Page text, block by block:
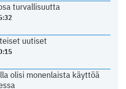
turvallisuutta
uutiset
olisi monenlaista käyttöä